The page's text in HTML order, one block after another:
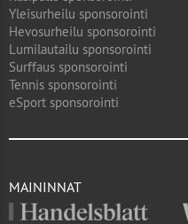
Yleisurheilu sponsorointi
Hevosurheilu sponsorointi
Lumilautailu sponsorointi
Surffaus sponsorointi
Tennis sponsorointi
eSport sponsorointi
MAININNAT